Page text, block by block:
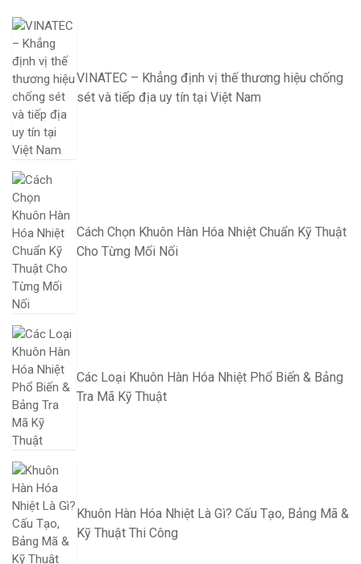
VINATEC – Khẳng định vị thế thương hiệu chống
sét và tiếp địa uy tín tại Việt Nam
Cách Chọn Khuôn Hàn Hóa Nhiệt Chuẩn Kỹ Thuật
Cho Từng Mối Nối
Các Loại Khuôn Hàn Hóa Nhiệt Phổ Biến & Bảng
Tra Mã Kỹ Thuật
Khuôn Hàn Hóa Nhiệt Là Gì? Cấu Tạo, Bảng Mã &
Kỹ Thuật Thi Công